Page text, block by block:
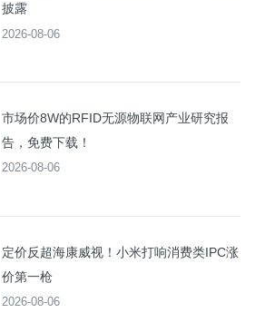
披露
2026-08-06
市场价8W的RFID无源物联网产业研究报
告，免费下载！
2026-08-06
定价反超海康威视！小米打响消费类IPC涨
价第一枪
2026-08-06